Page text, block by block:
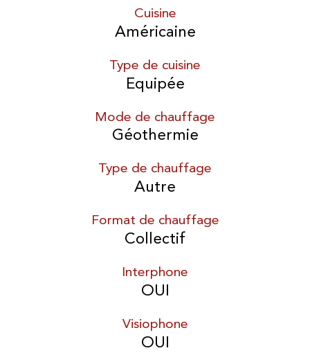
Cuisine
Américaine
Type de cuisine
Equipée
Mode de chauffage
Géothermie
Type de chauffage
Autre
Format de chauffage
Collectif
Interphone
OUI
Visiophone
OUI